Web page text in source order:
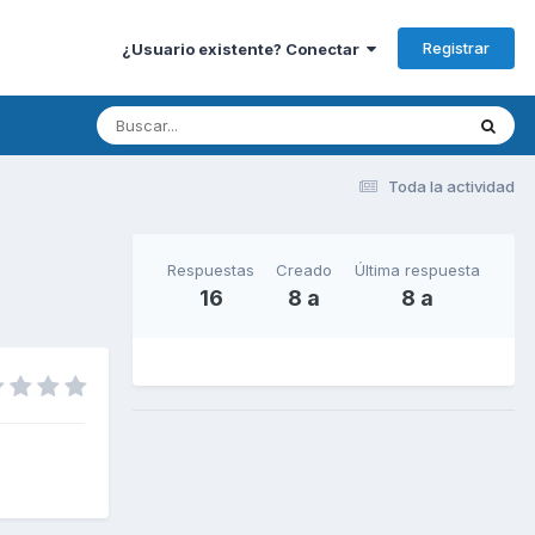
¿Usuario existente? Conectar Registrar
Toda la actividad
Respuestas
16
Creado
8 a
Última respuesta
8 a